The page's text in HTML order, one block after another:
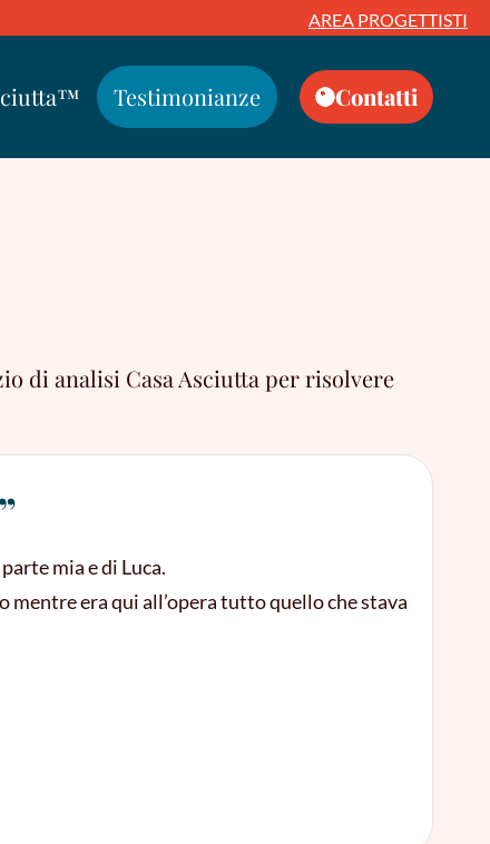
AREA PROGETTISTI
Testimonianze Contatti
di analisi Casa Asciutta per risolvere
mia e di Luca.
era qui all’opera tutto quello che stava